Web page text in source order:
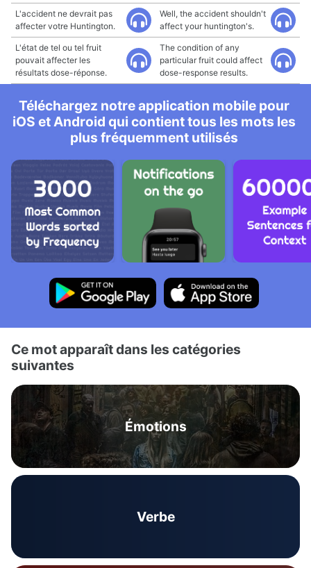
L'accident ne devrait pas
affecter votre Huntington.
Well, the accident shouldn't
affect your huntington's.
L'état de tel ou tel fruit
pouvait affecter les
résultats dose-réponse.
The condition of any
particular fruit could affect
dose-response results.
Téléchargez notre application mobile pour
iOS et Android qui contient tous les mots les
plus fréquemment utilisés
Ce mot apparaît dans les catégories
suivantes
Émotions
Verbe